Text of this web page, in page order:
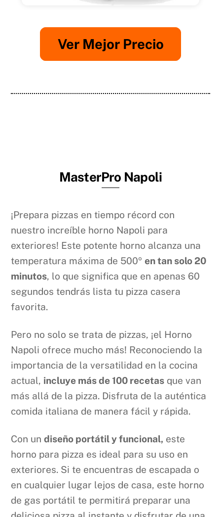
Ver Mejor Precio
MasterPro Napoli
¡Prepara pizzas en tiempo récord con
nuestro increíble horno Napoli para
exteriores! Este potente horno alcanza una
temperatura máxima de 500ºen tan solo 20
minutos, lo que significa que en apenas 60
segundos tendrás lista tu pizza casera
favorita.
Pero no solo se trata de pizzas, ¡el Horno
Napoli ofrece mucho más! Reconociendo la
importancia de la versatilidad en la cocina
actual, incluye más de 100 recetas que van
más allá de la pizza. Disfruta de la auténtica
comida italiana de manera fácil y rápida.
Con undiseño portátil y funcional, este
horno para pizza es ideal para su uso en
exteriores. Si te encuentras de escapada o
en cualquier lugar lejos de casa, este horno
de gas portátil te permitirá preparar una